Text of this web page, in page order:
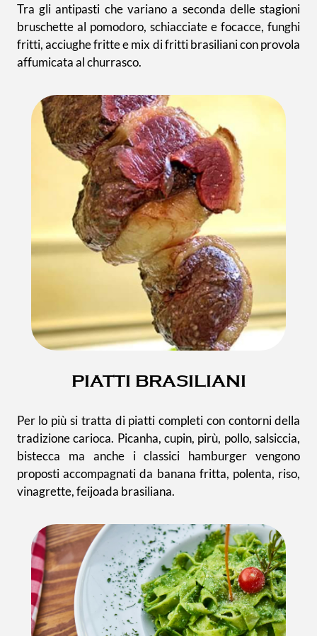
Tra gli antipasti che variano a seconda delle stagioni
bruschette al pomodoro, schiacciate e focacce, funghi
fritti, acciughe fritte e mix di fritti brasiliani con provola
affumicata al churrasco.
PIATTI BRASILIANI
Per lo più si tratta di piatti completi con contorni della
tradizione carioca. Picanha, cupin, pirù, pollo, salsiccia,
bistecca ma anche i classici hamburger vengono
proposti accompagnati da banana fritta, polenta, riso,
vinagrette, feijoada brasiliana.